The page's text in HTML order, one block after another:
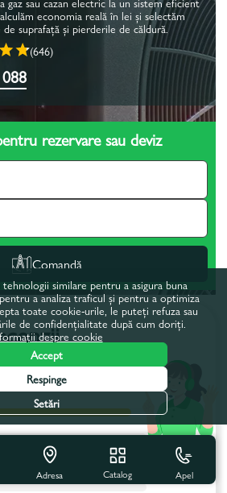
economia reală în lei și selectăm
suprafață și pierderile de căldură.
(646)
rezervare sau deviz
Comandă
nota:
Adresa Catalog Apel
similare pentru a asigura buna
a analiza traficul și pentru a optimiza
toate cookie-urile, le puteți refuza sau
de confidențialitate după cum doriți.
despre cookie
Accept
Respinge
Setări